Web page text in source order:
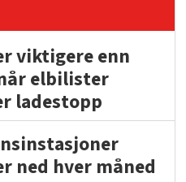
viktigere enn
elbilister
ladestopp
ned hver måned